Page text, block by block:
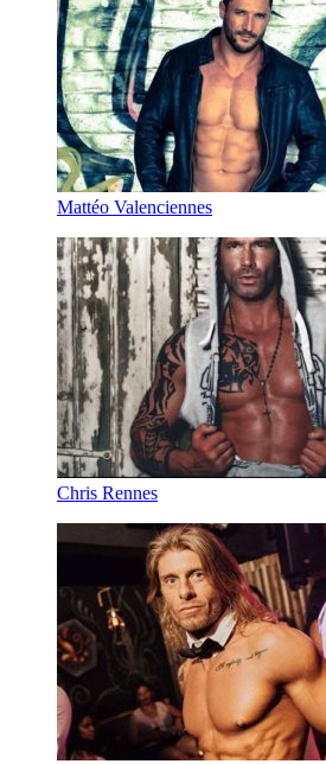
Mattéo Valenciennes
Chris Rennes